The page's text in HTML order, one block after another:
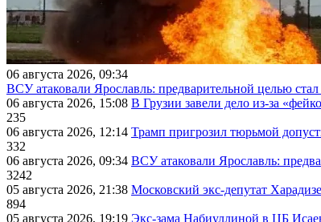
06 августа 2026, 09:34
ВСУ атаковали Ярославль: предварительной целью
06 августа 2026, 15:08 В Грузии завели дело из-за
235
06 августа 2026, 12:14 Трамп пригрозил тюрьмой
332
06 августа 2026, 09:34 ВСУ атаковали Ярославль:
3242
05 августа 2026, 21:38 Московский экс-депутат
894
05 августа 2026, 19:19 Экс-зама Набиуллиной в ЦБ